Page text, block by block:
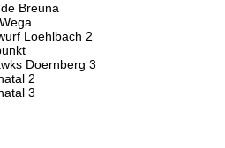
Breuna
Loehlbach 2
Doernberg 3
2
3